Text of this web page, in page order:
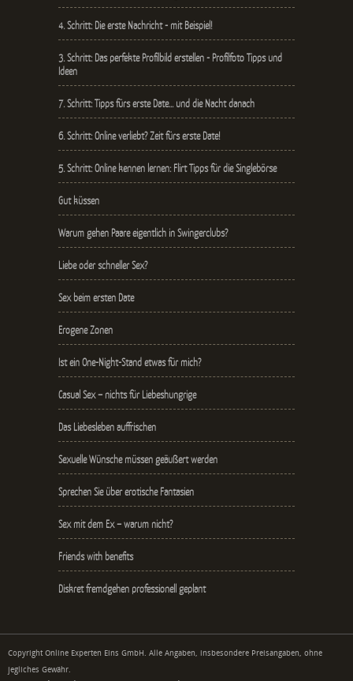
4. Schritt: Die erste Nachricht - mit Beispiel!
3. Schritt: Das perfekte Profilbild erstellen - Profilfoto Tipps und
Ideen
7. Schritt: Tipps fürs erste Date… und die Nacht danach
6. Schritt: Online verliebt? Zeit fürs erste Date!
5. Schritt: Online kennen lernen: Flirt Tipps für die Singlebörse
Gut küssen
Warum gehen Paare eigentlich in Swingerclubs?
Liebe oder schneller Sex?
Sex beim ersten Date
Erogene Zonen
Ist ein One-Night-Stand etwas für mich?
Casual Sex – nichts für Liebeshungrige
Das Liebesleben auffrischen
Sexuelle Wünsche müssen geäußert werden
Sprechen Sie über erotische Fantasien
Sex mit dem Ex – warum nicht?
Friends with benefits
Diskret fremdgehen professionell geplant
Copyright Online Experten Eins GmbH. Alle Angaben, insbesondere Preisangaben, ohne
jegliches Gewähr.